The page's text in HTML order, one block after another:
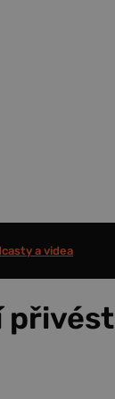
a videa
přivést